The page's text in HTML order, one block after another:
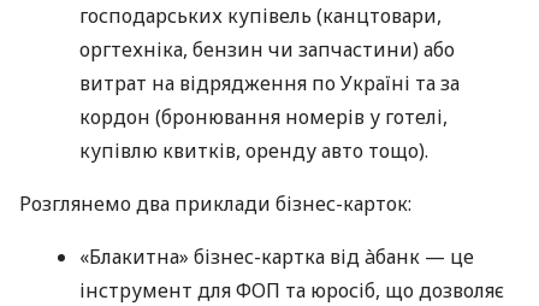
господарських купівель (канцтовари,
оргтехніка, бензин чи запчастини) або
витрат на відрядження по Україні та за
кордон (бронювання номерів у готелі,
купівлю квитків, оренду авто тощо).
Розглянемо два приклади бізнес-карток:
«Блакитна» бізнес-картка від àбанк — це
інструмент для ФОП та юросіб, що дозволяє